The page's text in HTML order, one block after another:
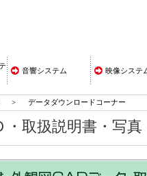
音響システム 映像システ
> データダウンロードコーナー
・取扱説明書・写